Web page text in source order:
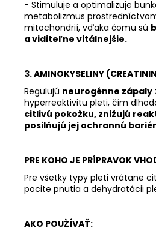
- Stimuluje a optimalizuje
metabolizmus
mitochondrií, vďaka čomu sú
a viditeľne vitálnejšie.
3. AMINOKYSELINY
Regulujú neurogénne zápaly
hyperreaktivitu pleti, čím
citlivú pokožku, znižujú
posilňujú jej ochrannú
PRE KOHO JE PRÍPRAVOK
Pre všetky typy pleti vrátane
pocite pnutia a dehydratácii
AKO POUŽÍVAŤ: